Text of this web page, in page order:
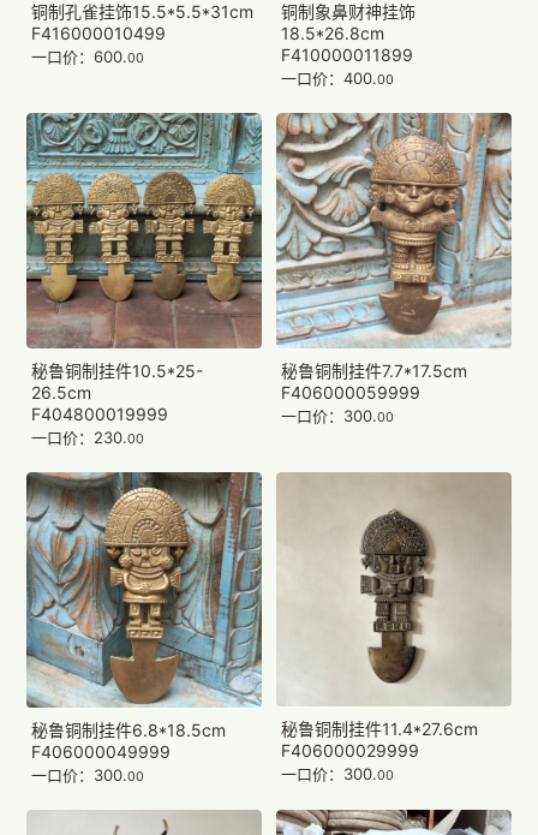
铜制孔雀挂饰15.5*5.5*31cm
F416000010499
一口价：600.00
铜制象鼻财神挂饰
18.5*26.8cm
F410000011899
一口价：400.00
秘鲁铜制挂件10.5*25-
26.5cm
F404800019999
一口价：230.00
秘鲁铜制挂件7.7*17.5cm
F406000059999
一口价：300.00
秘鲁铜制挂件6.8*18.5cm
F406000049999
一口价：300.00
秘鲁铜制挂件11.4*27.6cm
F406000029999
一口价：300.00